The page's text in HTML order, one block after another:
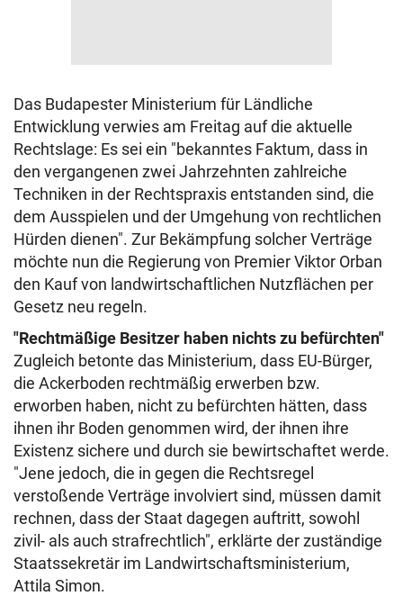
Das Budapester Ministerium für Ländliche
Entwicklung verwies am Freitag auf die aktuelle
Rechtslage: Es sei ein "bekanntes Faktum, dass in
den vergangenen zwei Jahrzehnten zahlreiche
Techniken in der Rechtspraxis entstanden sind, die
dem Ausspielen und der Umgehung von rechtlichen
Hürden dienen". Zur Bekämpfung solcher Verträge
möchte nun die Regierung von Premier Viktor Orban
den Kauf von landwirtschaftlichen Nutzflächen per
Gesetz neu regeln.
"Rechtmäßige Besitzer haben nichts zu befürchten"
Zugleich betonte das Ministerium, dass EU-Bürger,
die Ackerboden rechtmäßig erwerben bzw.
erworben haben, nicht zu befürchten hätten, dass
ihnen ihr Boden genommen wird, der ihnen ihre
Existenz sichere und durch sie bewirtschaftet werde.
"Jene jedoch, die in gegen die Rechtsregel
verstoßende Verträge involviert sind, müssen damit
rechnen, dass der Staat dagegen auftritt, sowohl
zivil- als auch strafrechtlich", erklärte der zuständige
Staatssekretär im Landwirtschaftsministerium,
Attila Simon.